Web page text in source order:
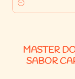
Cantidad
MASTER
SABOR